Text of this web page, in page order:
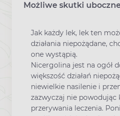
Możliwe skutki
Jak każdy lek, lek ten
działania niepożądane,
one wystąpią.
Nicergolina jest na ogół
większość działań
niewielkie nasilenie i
zazwyczaj nie powodując
przerywania leczenia.